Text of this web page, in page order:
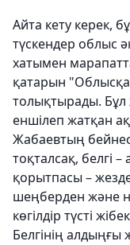
Айта кету керек,
түскендер облыс
хатымен
қатарын "Облысқа
толықтырады. Бұл
еншілеп жатқан
Жабаевтың
тоқталсақ, белгі
қорытпасы –
шеңберден және
көгілдір түсті
Белгінің